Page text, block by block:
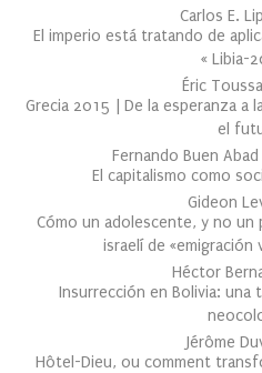
Carlos E.
El imperio está tratando de
« Libia-
Éric
Grecia 2015 | De la esperanza a
el
Fernando Buen
El capitalismo como
Gideon
Cómo un adolescente, y no
israelí de «emigración
Héctor
Insurrección en Bolivia: una
Jérôme
Hôtel-Dieu, ou comment